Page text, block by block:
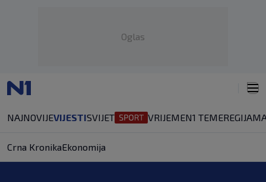
Oglas
NAJNOVIJEVIJESTISVIJET VRIJEMEN1 TEMEREGIJA
Crna KronikaEkonomija